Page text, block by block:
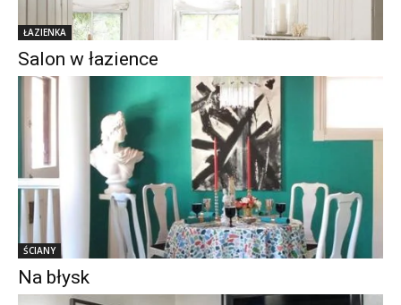
ŁAZIENKA
Salon w łazience
ŚCIANY
Na błysk